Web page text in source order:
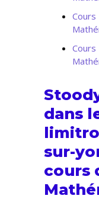
Cours
Cours
dans
sur-
cours